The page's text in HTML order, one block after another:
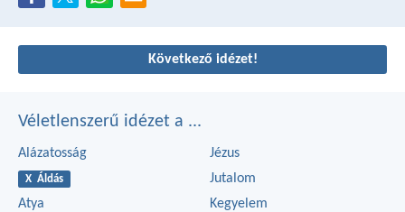
Következő idézet!
Véletlenszerű idézet a ...
Alázatosság
X Áldás
Atya
Jézus
Jutalom
Kegyelem